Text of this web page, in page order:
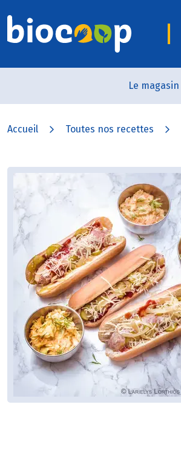
Le magasin
Accueil Toutes nos recettes